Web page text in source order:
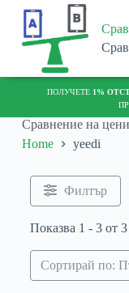
o
ПОЛУЧЕТЕ 1%
Сравнение на
Home
yeedi
Филтър
Показва 1 - 3 от 3
Сортирай по: